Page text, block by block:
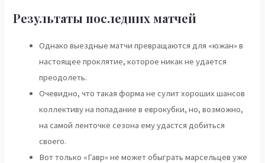
Результаты последних матчей
Однако выездные матчи превращаются для «южан» в
настоящее проклятие, которое никак не удается
преодолеть.
Очевидно, что такая форма не сулит хороших шансов
коллективу на попадание в еврокубки, но, возможно,
на самой ленточке сезона ему удастся добиться
своего.
Вот только «Гавр» не может обыграть марсельцев уже